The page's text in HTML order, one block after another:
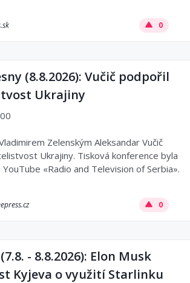
0
(8.8.2026): Vučič podpořil
Ukrajiny
Zelenským Aleksandar Vučič
Ukrajiny. Tisková konference byla
YouTube «Radio and Television of Serbia».
0
- 8.8.2026): Elon Musk
Kyjeva o využití Starlinku